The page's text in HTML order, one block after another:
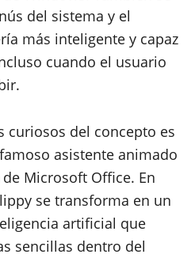
del sistema y el
más inteligente y capaz
cuando el usuario
curiosos del concepto es
asistente animado
Microsoft Office. En
se transforma en un
artificial que
sencillas dentro del